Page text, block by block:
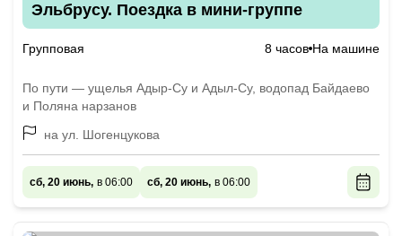
Эльбрусу. Поездка в мини-группе
Групповая 8 часов На машине
По пути — ущелья Адыр-Су и Адыл-Су, водопад Байдаево
и Поляна нарзанов
на ул. Шогенцукова
сб, 20 июнь, в 06:00 сб, 20 июнь, в 06:00